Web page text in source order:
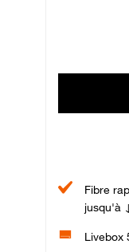
Fibre
jusqu'à
Livebox